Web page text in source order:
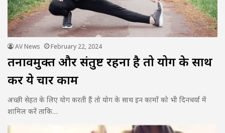
AV News February 22, 2024
तनावमुक्त और संतुष्ट रहना है तो योग के साथ
करें ये चार काम
अच्छी सेहत के लिए योग करती हैं तो योग के साथ इन कामों को भी दिनचर्या में
शामिल करें ताकि…